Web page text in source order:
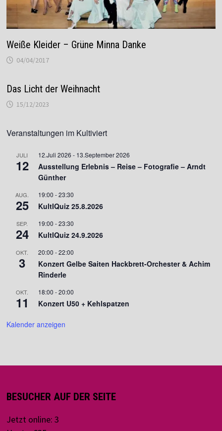
Weiße Kleider – Grüne Minna Danke
04/04/2017
Das Licht der Weihnacht
15/12/2023
Veranstaltungen im Kultiviert
JULI
12
12.Juli 2026 - 13.September 2026
Ausstellung Erlebnis – Reise – Fotografie – Arndt
Günther
AUG.
25
19:00 -23:30
KultIQuiz 25.8.2026
SEP.
24
19:00 -23:30
KultIQuiz 24.9.2026
OKT.
3
20:00 -22:00
Konzert Gelbe Saiten Hackbrett-Orchester & Achim
Rinderle
OKT.
11
18:00 -20:00
Konzert U50 + Kehlspatzen
Kalender anzeigen
BESUCHER AUF DER SEITE
Jetzt online: 3